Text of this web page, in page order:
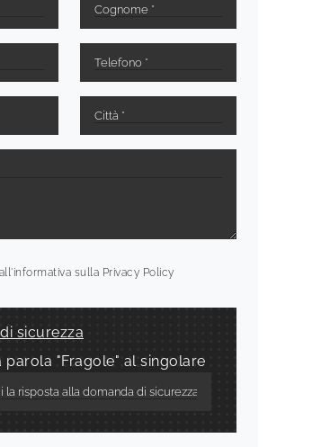
sulla Privacy Policy
sicurezza
parola "Fragole" al singolare